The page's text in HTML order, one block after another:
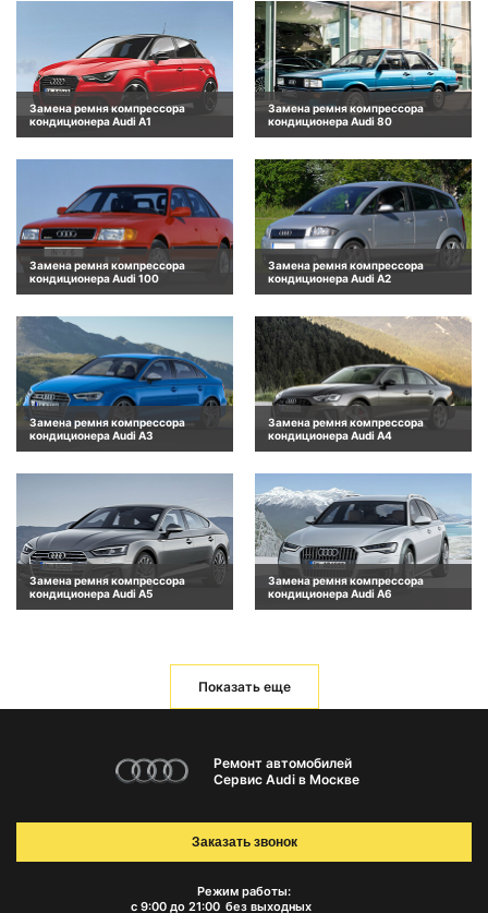
Замена ремня компрессора
кондиционера Audi A1
Замена ремня компрессора
кондиционера Audi 80
Замена ремня компрессора
кондиционера Audi 100
Замена ремня компрессора
кондиционера Audi A2
Замена ремня компрессора
кондиционера Audi A3
Замена ремня компрессора
кондиционера Audi A4
Замена ремня компрессора
кондиционера Audi A5
Замена ремня компрессора
кондиционера Audi A6
Показать еще
Ремонт автомобилей
Сервис Audi в Москве
Режим работы:
с 9:00 до 21:00 без выходных
Заказать звонок